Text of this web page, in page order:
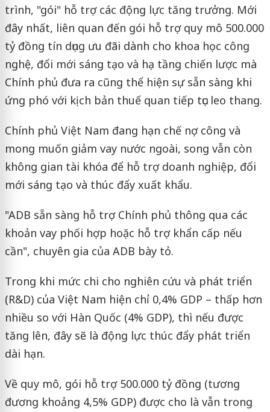
trình, "gói" hỗ trợ các động lực tăng trưởng. Mới
đây nhất, liên quan đến gói hỗ trợ quy mô 500.000
tỷ đồng tín dụng ưu đãi dành cho khoa học công
nghệ, đổi mới sáng tạo và hạ tầng chiến lược mà
Chính phủ đưa ra cũng thể hiện sự sẵn sàng khi
ứng phó với kịch bản thuế quan tiếp tục leo thang.
Chính phủ Việt Nam đang hạn chế nợ công và
mong muốn giảm vay nước ngoài, song vẫn còn
không gian tài khóa để hỗ trợ doanh nghiệp, đổi
mới sáng tạo và thúc đẩy xuất khẩu.
"ADB sẵn sàng hỗ trợ Chính phủ thông qua các
khoản vay phối hợp hoặc hỗ trợ khẩn cấp nếu
cần", chuyên gia của ADB bày tỏ.
Trong khi mức chi cho nghiên cứu và phát triển
(R&D) của Việt Nam hiện chỉ 0,4% GDP – thấp hơn
nhiều so với Hàn Quốc (4% GDP), thì nếu được
tăng lên, đây sẽ là động lực thúc đẩy phát triển
dài hạn.
Về quy mô, gói hỗ trợ 500.000 tỷ đồng (tương
đương khoảng 4,5% GDP) được cho là vẫn trong